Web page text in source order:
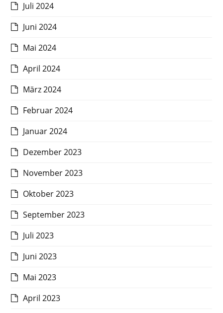
Juli 2024
Juni 2024
Mai 2024
April 2024
März 2024
Februar 2024
Januar 2024
Dezember 2023
November 2023
Oktober 2023
September 2023
Juli 2023
Juni 2023
Mai 2023
April 2023